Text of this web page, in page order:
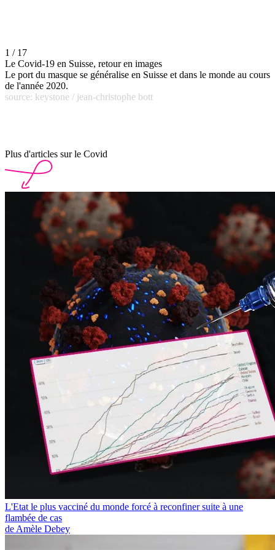
1 / 17
Le Covid-19 en Suisse, retour en images
Le port du masque se généralise en Suisse et dans le monde au cours
de l'année 2020.
source: keystone / jean-christophe bott
Plus d'articles sur le Covid
L'Etat le plus vacciné du monde forcé à reconfiner suite à une
flambée de cas
de Amèle Debey